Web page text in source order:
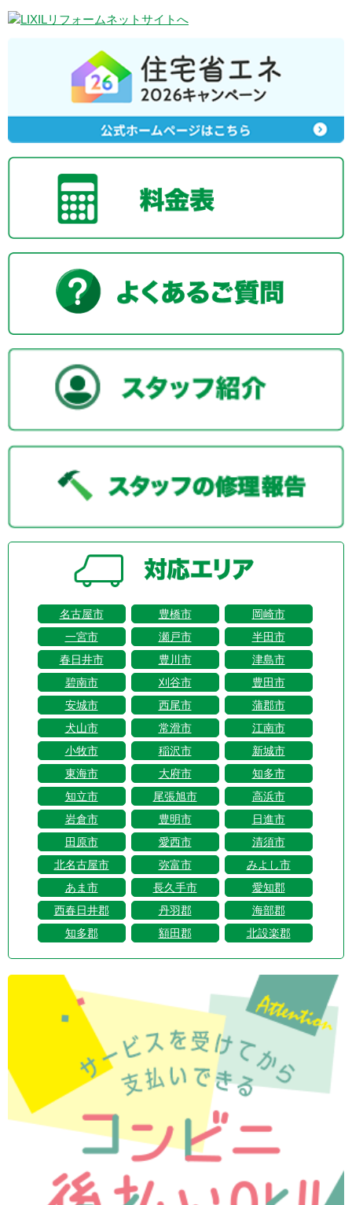
名古屋市 豊橋市
岡崎市
一宮市
瀬戸市
半田市
春日井市
豊川市
津島市
碧南市
刈谷市
豊田市
安城市
西尾市
蒲郡市
犬山市
常滑市
江南市
小牧市
稲沢市
新城市
東海市
大府市
知多市
知立市
尾張旭市
高浜市
岩倉市
豊明市
日進市
田原市
愛西市
清須市
北名古屋市
弥富市
みよし市
あま市
長久手市
愛知郡
西春日井郡
丹羽郡
海部郡
知多郡
額田郡 北設楽郡